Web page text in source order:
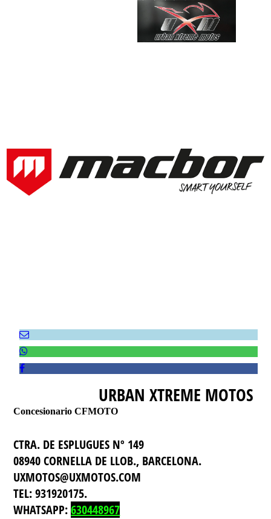
URBAN XTREME MOTOS
Concesionario CFMOTO
CTRA. DE ESPLUGUES Nº 149
08940 CORNELLA DE LLOB., BARCELONA.
UXMOTOS@UXMOTOS.COM
TEL: 931920175.
WHATSAPP:630448967